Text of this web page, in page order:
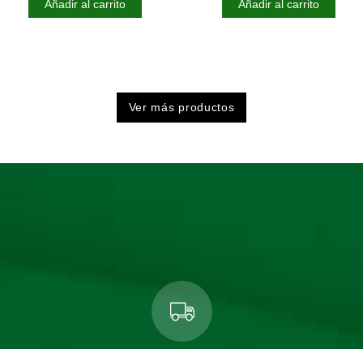
Añadir al carrito Añadir al carrito
Ver más productos